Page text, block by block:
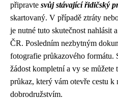
připravte svůj stávající řidičský
skartovaný. V případě ztráty
je nutné tuto skutečnost nahlásit
ČR. Posledním nezbytným
fotografie průkazového formátu.
žádost kompletní a vy se
průkaz, který vám otevře cestu k
dobrodružstvím.